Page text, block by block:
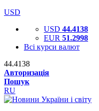
USD
USD 44.4138
EUR 51.2998
Всі курси валют
44.4138
Авторизація
Пошук
RU